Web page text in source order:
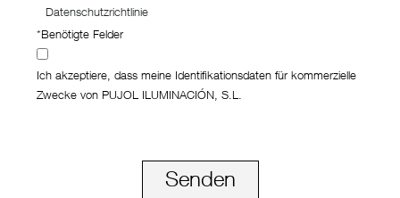
Datenschutzrichtlinie
*Benötigte Felder
Ich akzeptiere, dass meine Identifikationsdaten für kommerzielle
Zwecke von PUJOL ILUMINACIÓN, S.L.
Senden